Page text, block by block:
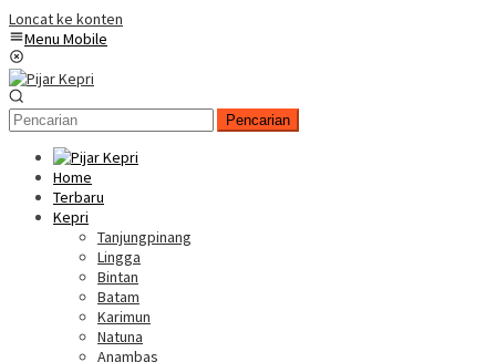
Loncat ke konten
Menu Mobile
Pencarian
Home
Terbaru
Kepri
Tanjungpinang
Lingga
Bintan
Batam
Karimun
Natuna
Anambas